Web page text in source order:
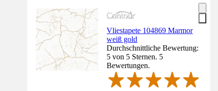
Vliestapete 104869 Marmor
weiß gold
Durchschnittliche Bewertung:
5 von 5 Sternen. 5
Bewertungen.